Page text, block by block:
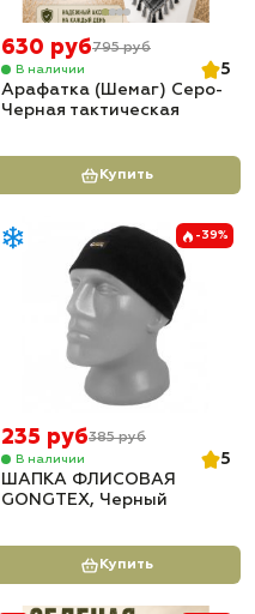
630 руб795 руб
В наличии
5
Арафатка (Шемаг) Серо-
Черная тактическая
Купить
-39%
235 руб385 руб
В наличии
5
ШАПКА ФЛИСОВАЯ
GONGTEX, Черный
Купить